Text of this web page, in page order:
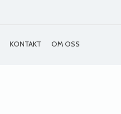
KONTAKT OM OSS